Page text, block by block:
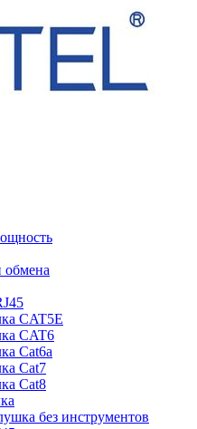
обмена
CAT5E
CAT6
Cat6a
Cat7
Cat8
без инструментов